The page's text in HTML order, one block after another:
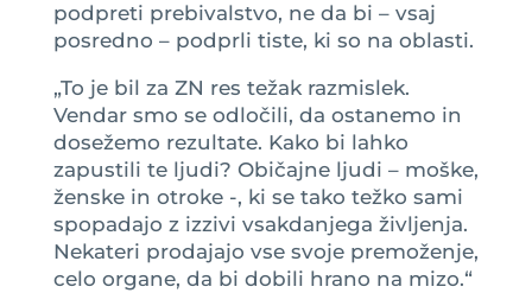
podpreti prebivalstvo, ne da bi – vsaj
posredno – podprli tiste, ki so na oblasti.
„To je bil za ZN res težak razmislek.
Vendar smo se odločili, da ostanemo in
dosežemo rezultate. Kako bi lahko
zapustili te ljudi? Običajne ljudi – moške,
ženske in otroke -, ki se tako težko sami
spopadajo z izzivi vsakdanjega življenja.
Nekateri prodajajo vse svoje premoženje,
celo organe, da bi dobili hrano na mizo.“